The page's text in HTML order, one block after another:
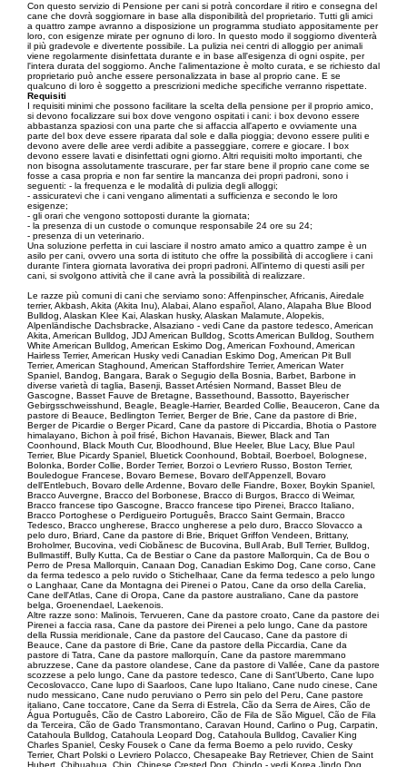
Con questo servizio di Pensione per cani si potrà concordare il ritiro e consegna del
cane che dovrà soggiornare in base alla disponibilità del proprietario. Tutti gli amici
a quattro zampe avranno a disposizione un programma studiato appositamente per
loro, con esigenze mirate per ognuno di loro. In questo modo il soggiorno diventerà
il più gradevole e divertente possibile. La pulizia nei centri di alloggio per animali
viene regolarmente disinfettata durante e in base all'esigenza di ogni ospite, per
l'intera durata del soggiorno. Anche l'alimentazione è molto curata, e se richiesto dal
proprietario può anche essere personalizzata in base al proprio cane. E se
qualcuno di loro è soggetto a prescrizioni mediche specifiche verranno rispettate.
Requisiti
I requisiti minimi che possono facilitare la scelta della pensione per il proprio amico,
si devono focalizzare sui box dove vengono ospitati i cani: i box devono essere
abbastanza spaziosi con una parte che si affaccia all'aperto e ovviamente una
parte del box deve essere riparata dal sole e dalla pioggia; devono essere puliti e
devono avere delle aree verdi adibite a passeggiare, correre e giocare. I box
devono essere lavati e disinfettati ogni giorno. Altri requisiti molto importanti, che
non bisogna assolutamente trascurare, per far stare bene il proprio cane come se
fosse a casa propria e non far sentire la mancanza dei propri padroni, sono i
seguenti: - la frequenza e le modalità di pulizia degli alloggi;
- assicuratevi che i cani vengano alimentati a sufficienza e secondo le loro
esigenze;
- gli orari che vengono sottoposti durante la giornata;
- la presenza di un custode o comunque responsabile 24 ore su 24;
- presenza di un veterinario.
Una soluzione perfetta in cui lasciare il nostro amato amico a quattro zampe è un
asilo per cani, ovvero una sorta di istituto che offre la possibilità di accogliere i cani
durante l'intera giornata lavorativa dei propri padroni. All'interno di questi asili per
cani, si svolgono attività che il cane avrà la possibilità di realizzare.
Le razze più comuni di cani che serviamo sono: Affenpinscher, Africanis, Airedale
terrier, Akbash, Akita (Akita Inu), Alabai, Alano español, Alano, Alapaha Blue Blood
Bulldog, Alaskan Klee Kai, Alaskan husky, Alaskan Malamute, Alopekis,
Alpenländische Dachsbracke, Alsaziano - vedi Cane da pastore tedesco, American
Akita, American Bulldog, JDJ American Bulldog, Scotts American Bulldog, Southern
White American Bulldog, American Eskimo Dog, American Foxhound, American
Hairless Terrier, American Husky vedi Canadian Eskimo Dog, American Pit Bull
Terrier, American Staghound, American Staffordshire Terrier, American Water
Spaniel, Bandog, Bangara, Barak o Segugio della Bosnia, Barbet, Barbone in
diverse varietà di taglia, Basenji, Basset Artésien Normand, Basset Bleu de
Gascogne, Basset Fauve de Bretagne, Bassethound, Bassotto, Bayerischer
Gebirgsschweisshund, Beagle, Beagle-Harrier, Bearded Collie, Beauceron, Cane da
pastore di Beauce, Bedlington Terrier, Berger de Brie, Cane da pastore di Brie,
Berger de Picardie o Berger Picard, Cane da pastore di Piccardia, Bhotia o Pastore
himalayano, Bichon à poil frisé, Bichon Havanais, Biewer, Black and Tan
Coonhound, Black Mouth Cur, Bloodhound, Blue Heeler, Blue Lacy, Blue Paul
Terrier, Blue Picardy Spaniel, Bluetick Coonhound, Bobtail, Boerboel, Bolognese,
Bolonka, Border Collie, Border Terrier, Borzoi o Levriero Russo, Boston Terrier,
Bouledogue Francese, Bovaro Bernese, Bovaro dell'Appenzell, Bovaro
dell'Entlebuch, Bovaro delle Ardenne, Bovaro delle Fiandre, Boxer, Boykin Spaniel,
Bracco Auvergne, Bracco del Borbonese, Bracco di Burgos, Bracco di Weimar,
Bracco francese tipo Gascogne, Bracco francese tipo Pirenei, Bracco Italiano,
Bracco Portoghese o Perdigueiro Português, Bracco Saint Germain, Bracco
Tedesco, Bracco ungherese, Bracco ungherese a pelo duro, Bracco Slovacco a
pelo duro, Briard, Cane da pastore di Brie, Briquet Griffon Vendeen, Brittany,
Broholmer, Bucovina, vedi Ciobănesc de Bucovina, Bull Arab, Bull Terrier, Bulldog,
Bullmastiff, Bully Kutta, Ca de Bestiar o Cane da pastore Mallorquin, Ca de Bou o
Perro de Presa Mallorquin, Canaan Dog, Canadian Eskimo Dog, Cane corso, Cane
da ferma tedesco a pelo ruvido o Stichelhaar, Cane da ferma tedesco a pelo lungo
o Langhaar, Cane da Montagna dei Pirenei o Patou, Cane da orso della Carelia,
Cane dell'Atlas, Cane di Oropa, Cane da pastore australiano, Cane da pastore
belga, Groenendael, Laekenois.
Altre razze sono: Malinois, Tervueren, Cane da pastore croato, Cane da pastore dei
Pirenei a faccia rasa, Cane da pastore dei Pirenei a pelo lungo, Cane da pastore
della Russia meridionale, Cane da pastore del Caucaso, Cane da pastore di
Beauce, Cane da pastore di Brie, Cane da pastore della Piccardia, Cane da
pastore di Tatra, Cane da pastore mallorquín, Cane da pastore maremmano
abruzzese, Cane da pastore olandese, Cane da pastore di Vallée, Cane da pastore
scozzese a pelo lungo, Cane da pastore tedesco, Cane di Sant'Uberto, Cane lupo
Cecoslovacco, Cane lupo di Saarloos, Cane lupo Italiano, Cane nudo cinese, Cane
nudo messicano, Cane nudo peruviano o Perro sin pelo del Peru, Cane pastore
italiano, Cane toccatore, Cane da Serra di Estrela, Cão da Serra de Aires, Cão de
Água Português, Cão de Castro Laboreiro, Cão de Fila de São Miguel, Cão de Fila
da Terceira, Cão de Gado Transmontano, Caravan Hound, Carlino o Pug, Carpatin,
Catahoula Bulldog, Catahoula Leopard Dog, Catahoula Bulldog, Cavalier King
Charles Spaniel, Cesky Fousek o Cane da ferma Boemo a pelo ruvido, Cesky
Terrier, Chart Polski o Levriero Polacco, Chesapeake Bay Retriever, Chien de Saint
Hubert, Chihuahua, Chin, Chinese Crested Dog, Chindo - vedi Korea Jindo Dog,